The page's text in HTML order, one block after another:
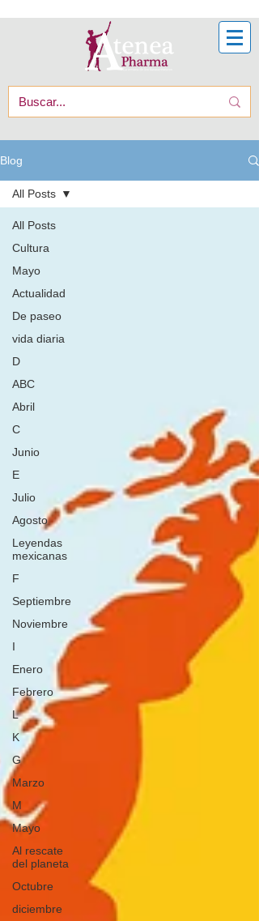
Blog
All Posts
Cultura
Mayo
Actualidad
De paseo
vida diaria
D
ABC
Abril
C
Junio
E
Julio
Agosto
Leyendas
mexicanas
F
Septiembre
Noviembre
I
Enero
Febrero
L
K
G
Marzo
M
Mayo
Al rescate
del planeta
Octubre
diciembre
All Posts